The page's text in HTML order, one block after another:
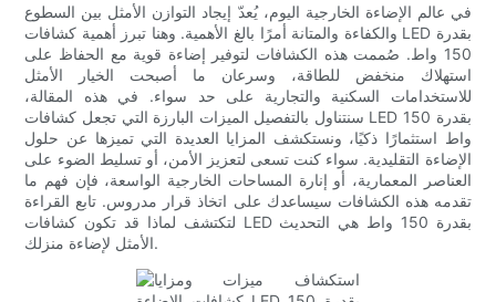
في عالم الإضاءة الخارجية اليوم، يُعدّ إيجاد التوازن الأمثل بين السطوع
والكفاءة والمتانة أمرًا بالغ الأهمية. وهنا تبرز أهمية كشافات LED بقدرة
150 واط. صُممت هذه الكشافات لتوفير إضاءة قوية مع الحفاظ على
استهلاك منخفض للطاقة، وسرعان ما أصبحت الخيار الأمثل
للاستخدامات السكنية والتجارية على حد سواء. في هذه المقالة،
سنتناول بالتفصيل الميزات البارزة التي تجعل كشافات LED بقدرة 150
واط استثمارًا ذكيًا، ونستكشف المزايا العديدة التي تميزها عن حلول
الإضاءة التقليدية. سواء كنت تسعى لتعزيز الأمن، أو تسليط الضوء على
العناصر المعمارية، أو إنارة المساحات الخارجية الواسعة، فإن فهم ما
تقدمه هذه الكشافات سيساعدك على اتخاذ قرار مدروس. تابع القراءة
لتكتشف لماذا قد تكون كشافات LED بقدرة 150 واط هي التحديث
الأمثل لإضاءة منزلك.